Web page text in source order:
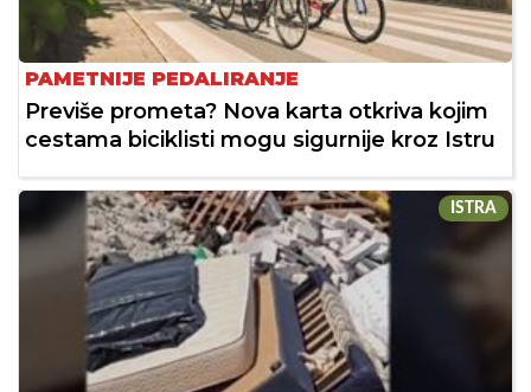
PAMETNIJE PEDALIRANJE
Previše prometa? Nova karta otkriva kojim
cestama biciklisti mogu sigurnije kroz Istru
ISTRA